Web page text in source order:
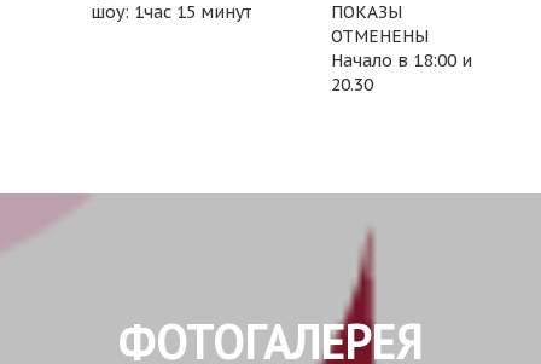
шоу: 1час 15 минут
ПОКАЗЫ
ОТМЕНЕНЫ
Начало в 18:00 и
20.30
ФОТОГАЛЕРЕЯ